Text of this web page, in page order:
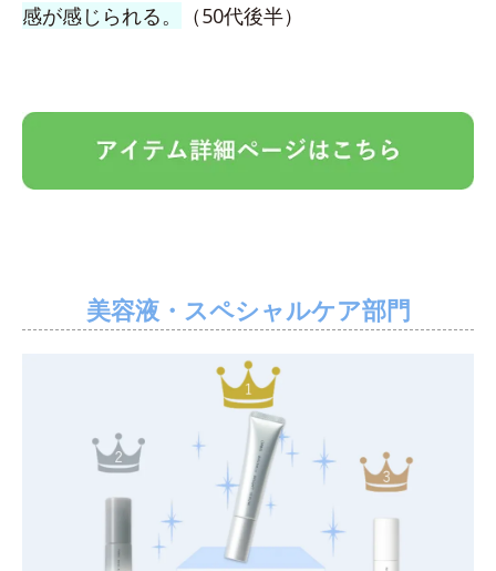
感が感じられる。
（50代後半）
美容液・スペシャルケア部門